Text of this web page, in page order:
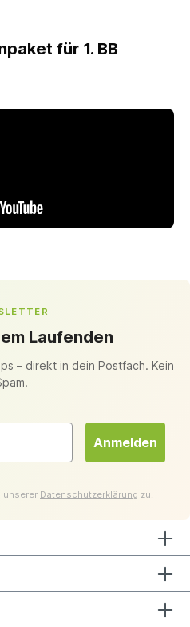
für 1. BB
Laufenden
– direkt in dein Postfach. Kein
Anmelden
unserer Datenschutzerklärung zu.